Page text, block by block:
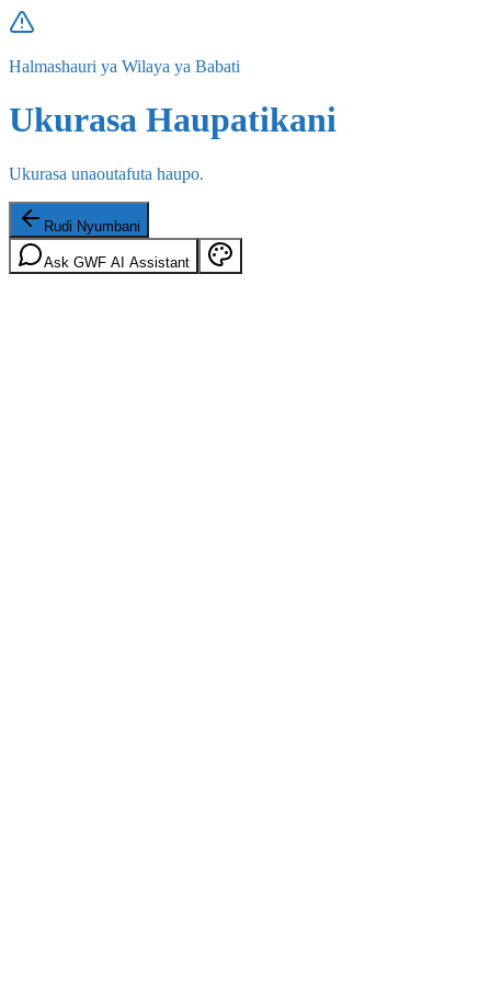
Halmashauri ya Wilaya ya Babati
Ukurasa Haupatikani
Ukurasa unaoutafuta haupo.
Rudi Nyumbani
Ask GWF AI Assistant